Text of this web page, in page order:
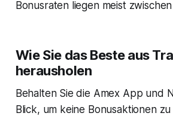
Bonusraten liegen meist
Wie Sie das Beste aus
herausholen
Behalten Sie die Amex App und
Blick, um keine Bonusaktionen